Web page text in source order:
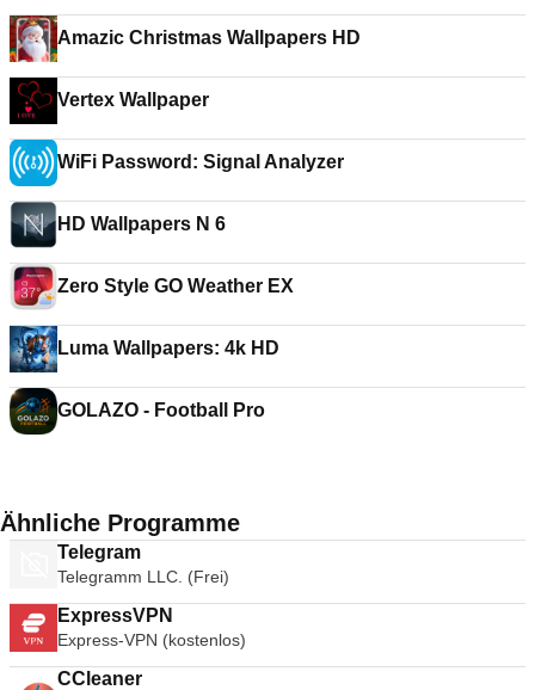
Amazic Christmas Wallpapers HD
Vertex Wallpaper
WiFi Password: Signal Analyzer
HD Wallpapers N 6
Zero Style GO Weather EX
Luma Wallpapers: 4k HD
GOLAZO - Football Pro
Ähnliche Programme
Telegram
Telegramm LLC. (Frei)
ExpressVPN
Express-VPN (kostenlos)
CCleaner